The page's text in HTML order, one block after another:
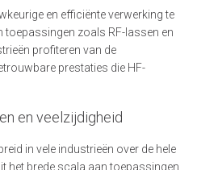
en efficiënte verwerking te
toepassingen zoals RF-lassen en
profiteren van de
prestaties die HF-
en veelzijdigheid
in vele industrieën over de hele
het brede scala aan toepassingen,